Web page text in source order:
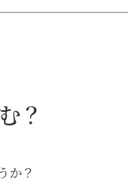
？
か？